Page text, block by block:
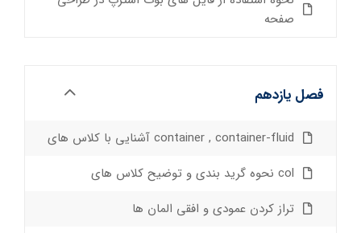
صفحه
فصل یازدهم
container , container-fluid آشنایی با کلاس های
col نحوه گرید بندی و توضیح کلاس های
تراز کردن عمودی و افقی المان ها